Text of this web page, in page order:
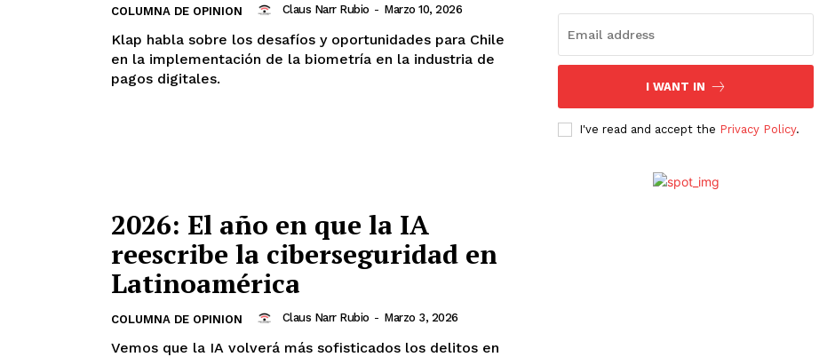
COLUMNA DE OPINION Claus Narr Rubio - Marzo 10, 2026
Klap habla sobre los desafíos y oportunidades para Chile
en la implementación de la biometría en la industria de
pagos digitales.
2026: El año en que la IA
reescribe la ciberseguridad en
Latinoamérica
COLUMNA DE OPINION Claus Narr Rubio - Marzo 3, 2026
Vemos que la IA volverá más sofisticados los delitos en
I WANT IN
I've read and accept the Privacy Policy.